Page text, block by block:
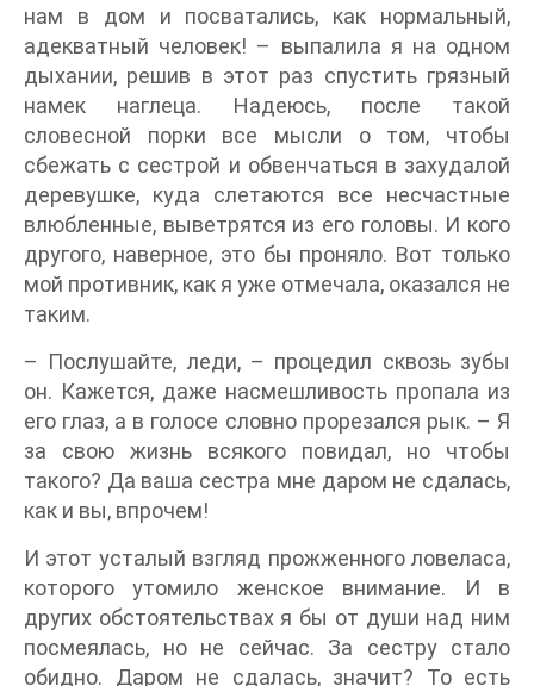
нам в дом и посватались, как нормальный,
адекватный человек! – выпалила я на одном
дыхании, решив в этот раз спустить грязный
намек наглеца. Надеюсь, после такой
словесной порки все мысли о том, чтобы
сбежать с сестрой и обвенчаться в захудалой
деревушке, куда слетаются все несчастные
влюбленные, выветрятся из его головы. И кого
другого, наверное, это бы проняло. Вот только
мой противник, как я уже отмечала, оказался не
таким.
– Послушайте, леди, – процедил сквозь зубы
он. Кажется, даже насмешливость пропала из
его глаз, а в голосе словно прорезался рык. – Я
за свою жизнь всякого повидал, но чтобы
такого? Да ваша сестра мне даром не сдалась,
как и вы, впрочем!
И этот усталый взгляд прожженного ловеласа,
которого утомило женское внимание. И в
других обстоятельствах я бы от души над ним
посмеялась, но не сейчас. За сестру стало
обидно. Даром не сдалась, значит? То есть